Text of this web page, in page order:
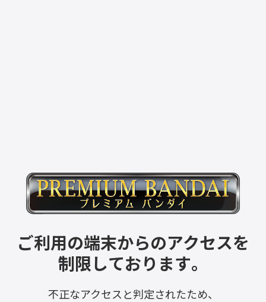
ご利用の端末からのアクセスを
制限しております。
不正なアクセスと判定されたため、